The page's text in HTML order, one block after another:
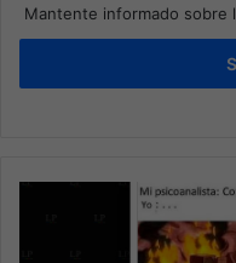
Mantente informado sobre